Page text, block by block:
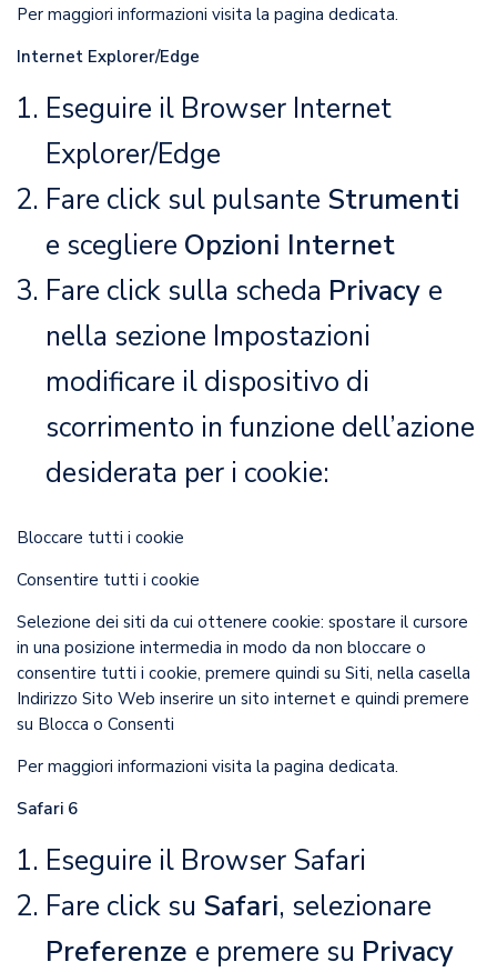
Per maggiori informazioni visita la pagina dedicata.
Internet Explorer/Edge
Eseguire il Browser Internet
Explorer/Edge
Fare click sul pulsante Strumenti
e scegliere Opzioni Internet
Fare click sulla scheda Privacy e
nella sezione Impostazioni
modificare il dispositivo di
scorrimento in funzione dell’azione
desiderata per i cookie:
Bloccare tutti i cookie
Consentire tutti i cookie
Selezione dei siti da cui ottenere cookie: spostare il cursore
in una posizione intermedia in modo da non bloccare o
consentire tutti i cookie, premere quindi su Siti, nella casella
Indirizzo Sito Web inserire un sito internet e quindi premere
su Blocca o Consenti
Per maggiori informazioni visita la pagina dedicata.
Safari 6
Eseguire il Browser Safari
Fare click su Safari, selezionare
Preferenze e premere su Privacy